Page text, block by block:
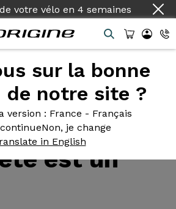
votre vélo en 4 semaines
sur la bonne
de notre site ?
version : France - Français
Non, je change
in English
>Test roues Prymahl
Prymahl
X : quand
est un